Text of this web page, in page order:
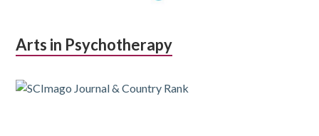
Arts in Psychotherapy